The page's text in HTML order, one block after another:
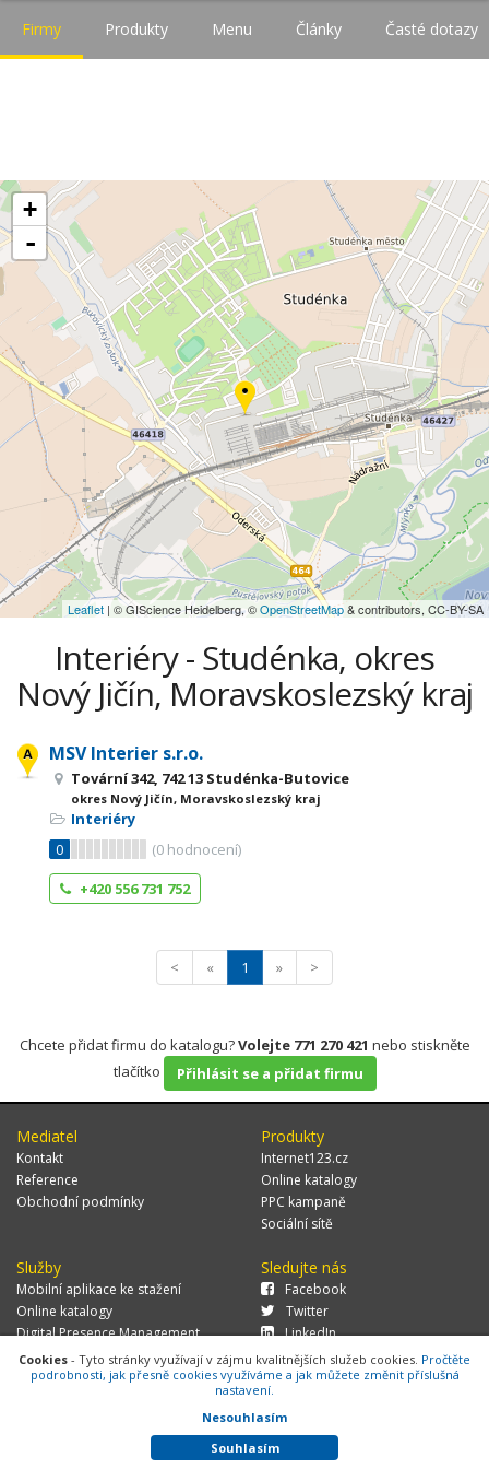
Firmy Produkty Menu Články Časté dotazy
+
-
Leaflet | © GIScience Heidelberg, ©OpenStreetMap& contributors, CC-BY-SA
Interiéry - Studénka, okres
Nový Jičín, Moravskoslezský kraj
MSV Interier s.r.o.
Tovární 342, 742 13 Studénka-Butovice
okres Nový Jičín, Moravskoslezský kraj
Interiéry
0
(0 hodnocení)
+420 556 731 752
< « 1 » >
Chcete přidat firmu do katalogu?Volejte 771 270 421 nebo stiskněte
tlačítko
Přihlásit se a přidat firmu
Mediatel
Kontakt
Reference
Obchodní podmínky
Produkty
Internet123.cz
Online katalogy
PPC kampaně
Sociální sítě
Služby
Mobilní aplikace ke stažení
Online katalogy
Digital Presence Management
Více zákazníků
Sledujte nás
Facebook
Twitter
LinkedIn
© 2026 MEDIATEL CZ, s.r.o.,Za Potokem 46/4, 106 00 Praha 10, tel.:
+420 771 270 421, verze 1.29.0.143,
Cookies
Cookies - Tyto stránky využívají v zájmu kvalitnějších služeb cookies. Pročtěte
podrobnosti, jak přesně cookies využíváme a jak můžete změnit příslušná
nastavení.
Nesouhlasím
Souhlasím